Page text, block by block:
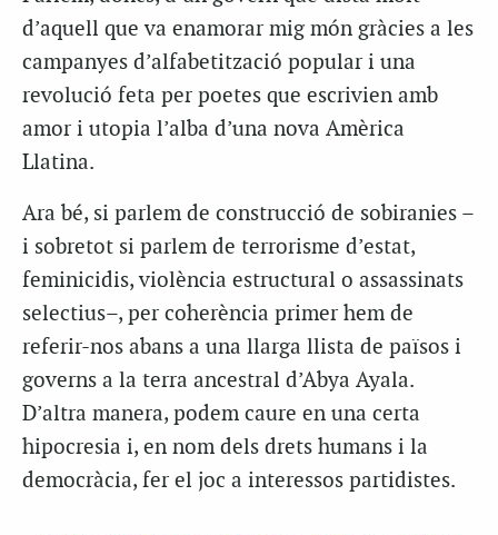
d’aquell que va enamorar mig món gràcies a les
campanyes d’alfabetització popular i una
revolució feta per poetes que escrivien amb
amor i utopia l’alba d’una nova Amèrica
Llatina.
Ara bé, si parlem de construcció de sobiranies –
i sobretot si parlem de terrorisme d’estat,
feminicidis, violència estructural o assassinats
selectius–, per coherència primer hem de
referir-nos abans a una llarga llista de països i
governs a la terra ancestral d’Abya Ayala.
D’altra manera, podem caure en una certa
hipocresia i, en nom dels drets humans i la
democràcia, fer el joc a interessos partidistes.